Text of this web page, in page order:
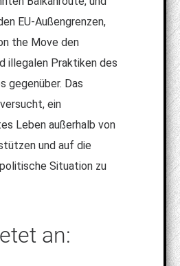
EU-Außengrenzen,
the Move den
illegalen Praktiken des
gegenüber. Das
ein
Leben außerhalb von
und auf die
Situation zu
an: